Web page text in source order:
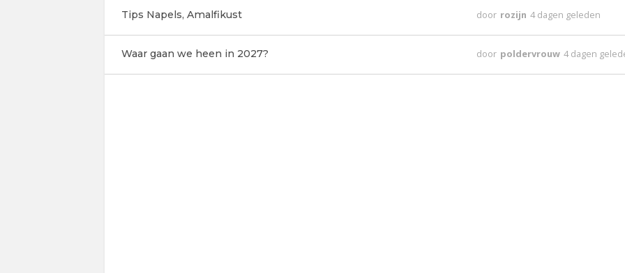
Tips Napels, Amalfikust door rozijn 4 dagen geleden
Waar gaan we heen in 2027? door poldervrouw 4 dagen